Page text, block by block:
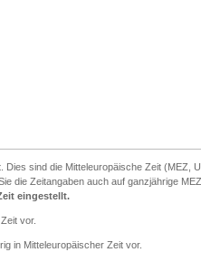
sind die Mitteleuropäische Zeit (MEZ,
die Zeitangaben auch auf ganzjährige
eingestellt.
vor.
in Mitteleuropäischer Zeit vor.